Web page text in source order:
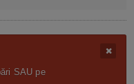
SAU pe